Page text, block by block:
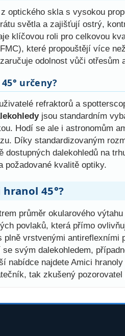
optického skla s vysokou
světla a zajišťují ostrý,
klíčovou roli pro celkovou
které propouštějí více
odolnost vůči otřesům
určeny?
refraktorů a
jsou standardním
Hodí se ale i astronomům
Díky standardizovaným
dostupných dalekohledů na
požadované kvalitě optiky.
45°?
průměr okularového
povlaků, která přímo
plně vrstvenými
svým dalekohledem,
nabídce najdete Amici
tak zkušený pozorovatel